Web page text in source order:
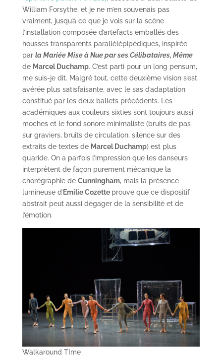
William Forsythe, et je ne m’en souvenais pas
vraiment, jusqu’à ce que je vois sur la scène
l’installation composée d’artefacts emballés des
housses transparents parallélépipédiques, inspirée
par la Mariée Mise à Nue par ses Célibataires, Même
de Marcel Duchamp. C’est parti pour un long pensum,
me suis-je dit. Malgré tout, cette deuxième vision s’est
avérée plus satisfaisante, avec le sas d’adaptation
constitué par les deux ballets précédents. Les
académiques aux couleurs sixties sont toujours aussi
moches et le fond sonore minimaliste (bruits de pas
sur graviers, bruits de circulation, silence sur des
extraits de textes de Marcel Duchamp) est plus
qu’aride. On a parfois l’impression que les danseurs
interprètent de façon purement mécanique la
chorégraphie de Cunningham, mais la présence
lumineuse d’ Emilie Cozette prouve que ce dispositif
abstrait peut aussi dégager de la sensibilité et de
l’émotion.
Walkaround TIme